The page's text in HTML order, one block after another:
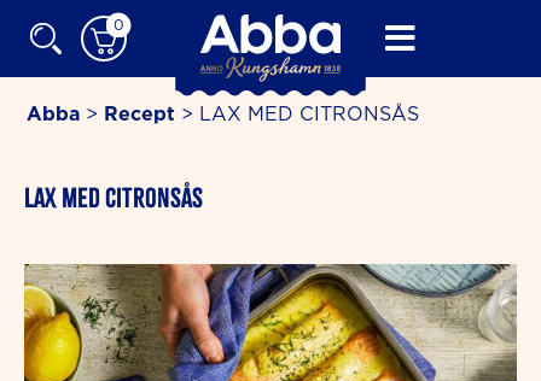
0
Abba > Recept > LAX MED CITRONSÅS
LAX MED CITRONSÅS